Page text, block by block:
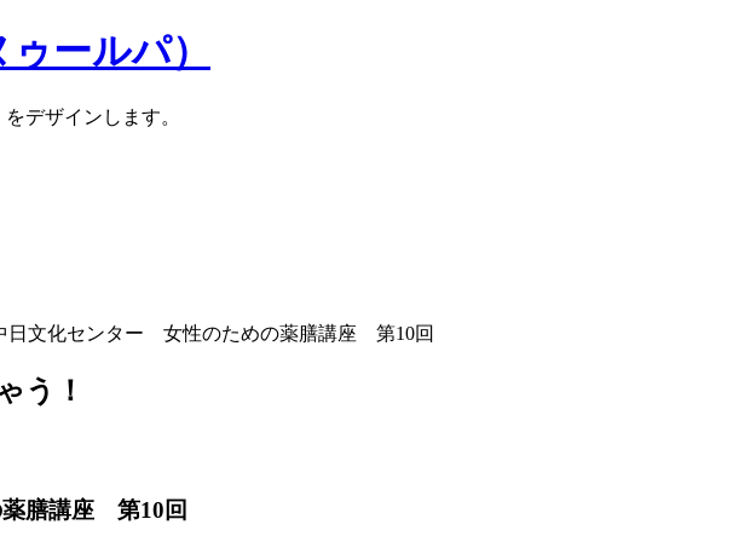
ールパ）
デザインします。
日文化センター 女性のための薬膳講座 第10回
う！
膳講座 第10回